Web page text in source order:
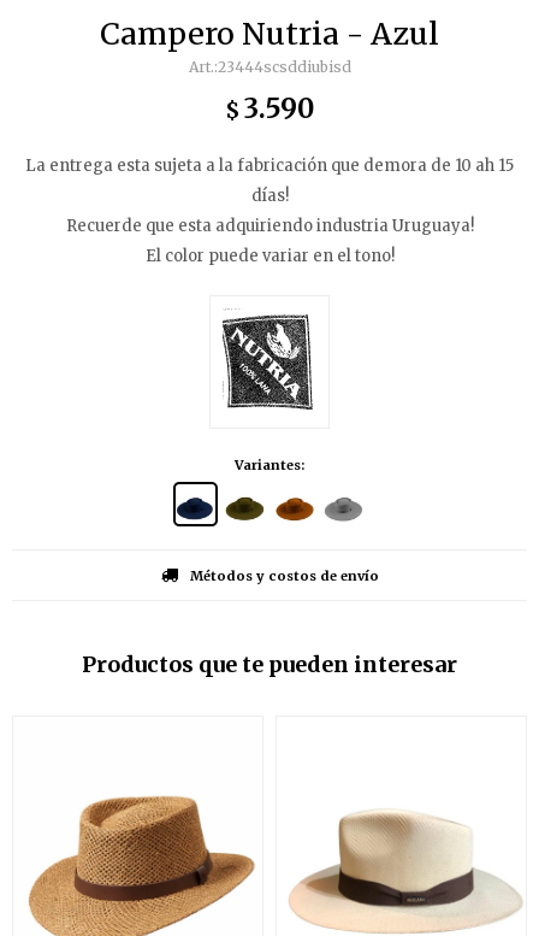
Campero Nutria - Azul
23444scsddiubisd
$ 3.590
La entrega esta sujeta a la fabricación que demora de 10 ah 15
días!
Recuerde que esta adquiriendo industria Uruguaya!
El color puede variar en el tono!
Variantes:
Métodos y costos de envío
Productos que te pueden interesar